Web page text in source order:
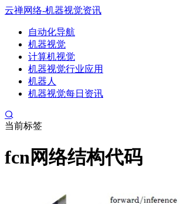
云禅网络-机器视觉资讯
自动化导航
机器视觉
计算机视觉
机器视觉行业应用
机器人
机器视觉每日资讯
当前标签
fcn网络结构代码